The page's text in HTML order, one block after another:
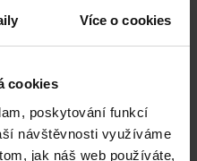
Více o cookies
cookies
poskytování funkcí
návštěvnosti využíváme
jak náš web používáte,
do košíku